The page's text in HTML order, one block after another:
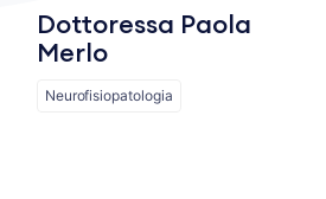
Dottoressa Paola
Merlo
Neurofisiopatologia